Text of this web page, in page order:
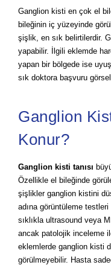
Ganglion kisti en çok el
bileğinin iç yüzeyinde
şişlik, en sık belirtilerdir.
yapabilir. İlgili eklemde
yapan bir bölgede ise
sık doktora başvuru
Ganglion
Konur?
Ganglion kisti tanısı
Özellikle el bileğinde
şişlikler ganglion kistini
adına görüntüleme
sıklıkla ultrasound veya
ancak patolojik inceleme
eklemlerde ganglion kisti
görülmeyebilir. Hasta